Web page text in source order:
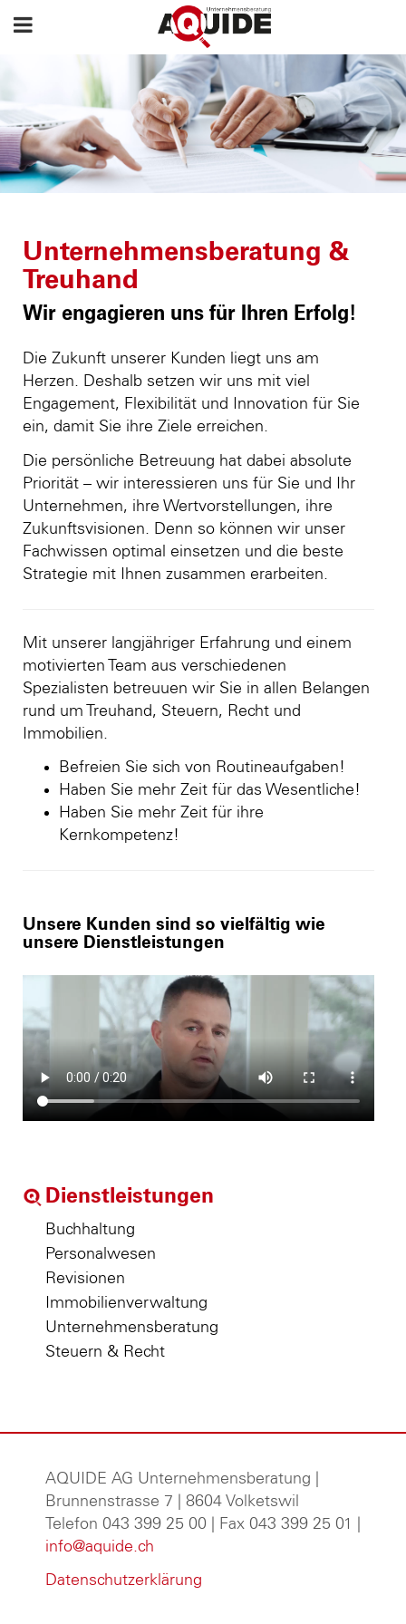
Unternehmensberatung &
Treuhand
Wir engagieren uns für Ihren Erfolg!
Die Zukunft unserer Kunden liegt uns am
Herzen. Deshalb setzen wir uns mit viel
Engagement, Flexibilität und Innovation für Sie
ein, damit Sie ihre Ziele erreichen.
Die persönliche Betreuung hat dabei absolute
Priorität – wir interessieren uns für Sie und Ihr
Unternehmen, ihre Wertvorstellungen, ihre
Zukunftsvisionen. Denn so können wir unser
Fachwissen optimal einsetzen und die beste
Strategie mit Ihnen zusammen erarbeiten.
Mit unserer langjähriger Erfahrung und einem
motivierten Team aus verschiedenen
Spezialisten betreuuen wir Sie in allen Belangen
rund um Treuhand, Steuern, Recht und
Immobilien.
Befreien Sie sich von Routineaufgaben!
Haben Sie mehr Zeit für das Wesentliche!
Haben Sie mehr Zeit für ihre
Kernkompetenz!
Unsere Kunden sind so vielfältig wie
unsere Dienstleistungen
Dienstleistungen
Buchhaltung
Personalwesen
Revisionen
Immobilienverwaltung
Unternehmensberatung
Steuern & Recht
AQUIDE AG Unternehmensberatung
Brunnenstrasse 7 | 8604 Volketswil
Telefon 043 399 25 00 | Fax 043 399 25 01 |
info@aquide.ch
Datenschutzerklärung